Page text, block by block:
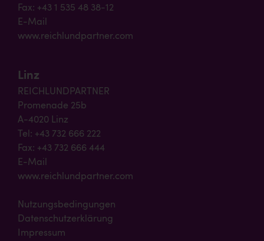
Fax: +43 1 535 48 38-12
E-Mail
www.reichlundpartner.com
Linz
REICHLUNDPARTNER
Promenade 25b
A-4020 Linz
Tel: +43 732 666 222
Fax: +43 732 666 444
E-Mail
www.reichlundpartner.com
Nutzungsbedingungen
Datenschutzerklärung
Impressum